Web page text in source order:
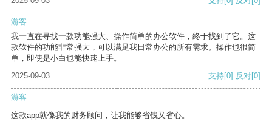
游客
我一直在寻找一款功能强大、操作简单的办公软件，终于找到了它。这
款软件的功能非常强大，可以满足我日常办公的所有需求。操作也很简
单，即使是小白也能快速上手。
2025-09-03
支持[0] 反对[0]
游客
这款app就像我的财务顾问，让我能够省钱又省心。